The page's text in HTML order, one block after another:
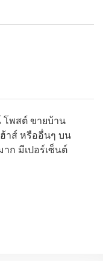
โพสต์ ขายบ้าน
าส์ หรืออื่นๆ บน
าก มีเปอร์เซ็นต์